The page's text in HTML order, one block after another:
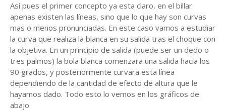
Así pues el primer concepto ya esta claro, en el billar
apenas existen las líneas, sino que lo que hay son curvas
mas o menos pronunciadas. En este caso vamos a estudiar
la curva que realiza la blanca en su salida tras el choque con
la objetiva. En un principio de salida (puede ser un dedo o
tres palmos) la bola blanca comenzara una salida hacia los
90 grados, y posteriormente curvara esta línea
dependiendo de la cantidad de efecto de altura que le
hayamos dado. Todo esto lo vemos en los gráficos de
abajo.